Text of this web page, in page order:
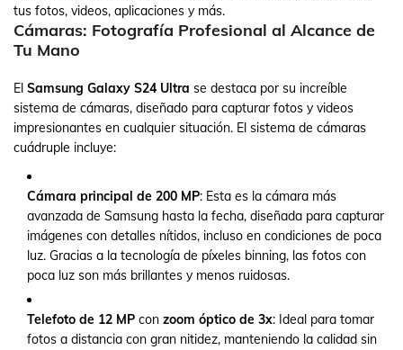
tus fotos, videos, aplicaciones y más.
Cámaras: Fotografía Profesional al Alcance de
Tu Mano
El Samsung Galaxy S24 Ultra se destaca por su increíble
sistema de cámaras, diseñado para capturar fotos y videos
impresionantes en cualquier situación. El sistema de cámaras
cuádruple incluye:
Cámara principal de 200 MP: Esta es la cámara más
avanzada de Samsung hasta la fecha, diseñada para capturar
imágenes con detalles nítidos, incluso en condiciones de poca
luz. Gracias a la tecnología de píxeles binning, las fotos con
poca luz son más brillantes y menos ruidosas.
Telefoto de 12 MP con zoom óptico de 3x: Ideal para tomar
fotos a distancia con gran nitidez, manteniendo la calidad sin